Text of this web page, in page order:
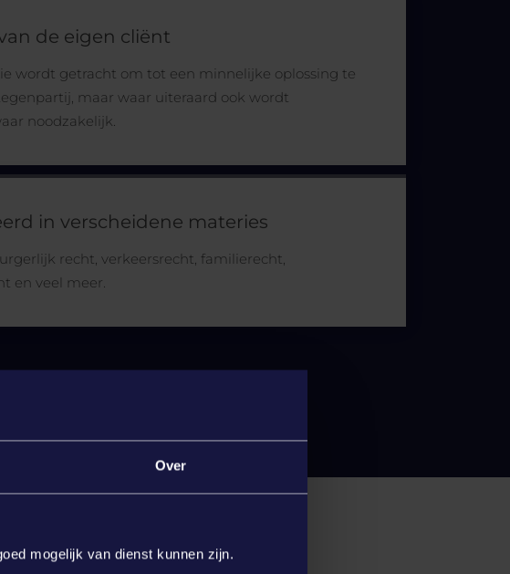
Over
mogelijk van dienst kunnen zijn.
de eigen cliënt
wordt getracht om tot een minnelijke oplossing te
maar waar uiteraard ook wordt
noodzakelijk.
in verscheidene materies
recht, verkeersrecht, familierecht,
en veel meer.